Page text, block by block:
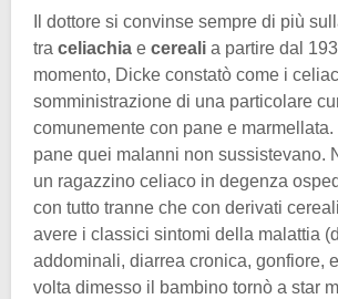
Il dottore si convinse sempre di più
tra celiachia e cereali a partire dal
momento, Dicke constatò come i
somministrazione di una particolare
comunemente con pane e marmellata.
pane quei malanni non sussistevano.
un ragazzino celiaco in degenza
con tutto tranne che con derivati
avere i classici sintomi della malattia
addominali, diarrea cronica, gonfiore,
volta dimesso il bambino tornò a star